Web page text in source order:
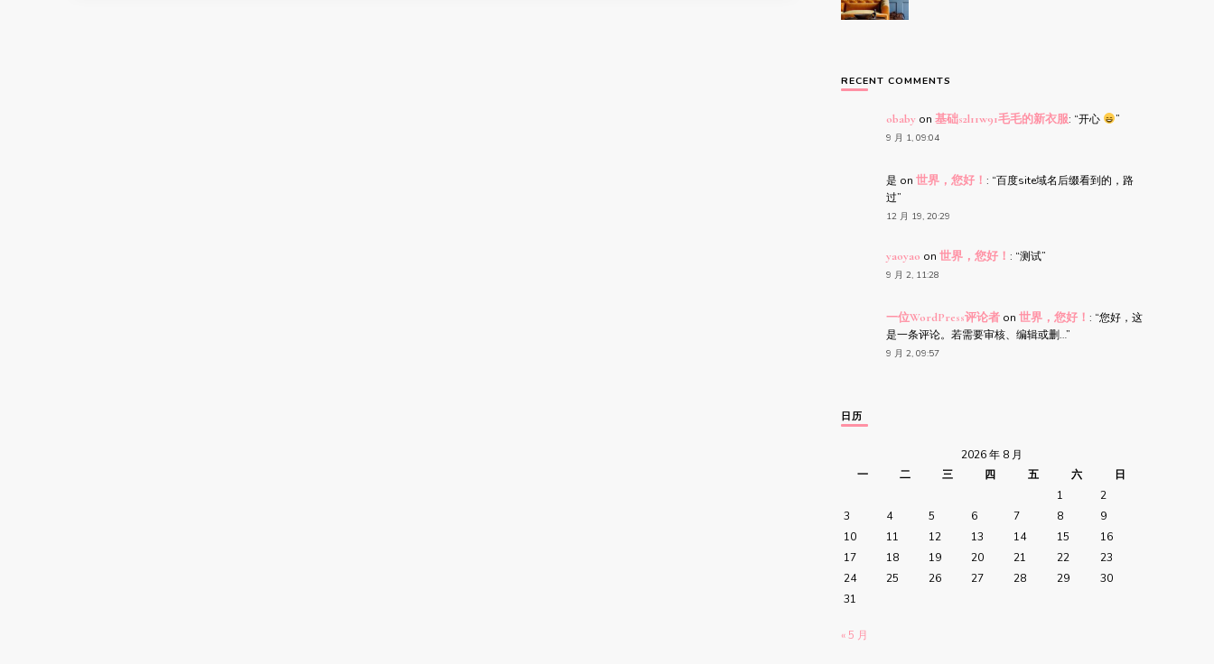
RECENT COMMENTS
obabyon 基础s2l11w91毛毛的新衣服: “开心 ”
9 月 1, 09:04
是 on 世界，您好！ : “百度site域名后缀看到的，路
过”
12 月 19, 20:29
yaoyao on 世界，您好！ : “测试”
9 月 2, 11:28
一位WordPress评论者on 世界，您好！ : “您好，这
是一条评论。若需要审核、编辑或删…”
9 月 2, 09:57
日历
2026 年 8 月
一
二 三 四 五 六
日
1
2
3
4 5 6 7 8
9
10
11 12 13 14 15
16
17
18 19 20 21 22
23
24
25 26 27 28 29
30
31
« 5 月